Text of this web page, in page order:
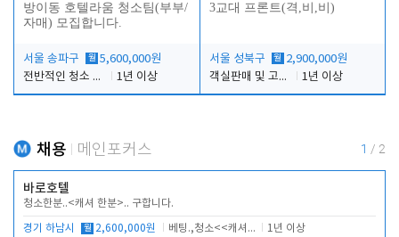
방이동 호텔라움 청소팀(부부/
자매) 모집합니다.
서울 송파구 월 5,600,000원
전반적인 청소 업무(객실청소.객실정리)
1년 이상
3교대 프론트(격,비,비)
서울 성북구 월 2,900,000원
객실판매 및 고객응대
1년 이상
채용 메인포커스 1 / 2
바로호텔
청소한분..<캐셔 한분>.. 구합니다.
경기 하남시 월 2,600,000원 베팅.,청소<<캐셔 모셔봅니다. 1년 이상